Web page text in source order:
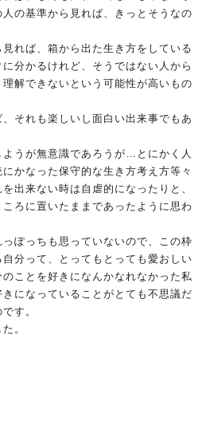
の基準から見れば、
きっとそうなの
れば、箱から出た生き方をしている
分かるけれど、そうではない人から
解できないという可能性が高いもの
それも楽しいし面白い出来事でもあ
うが無意識であろうが…とにかく人
かなった保守的な生き方考え方等々
出来ない時は自虐的になったりと、
ろに置いたままであったように思わ
ぽっちも思っていないので、この枠
分って、とってもとっても愛おしい
ことを好きになんかなれなかった私
になっていることがとても不思議だ
す。
。